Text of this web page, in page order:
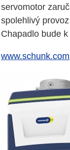
servomotor
spolehlivý
Chapadlo bude
www.schunk.com